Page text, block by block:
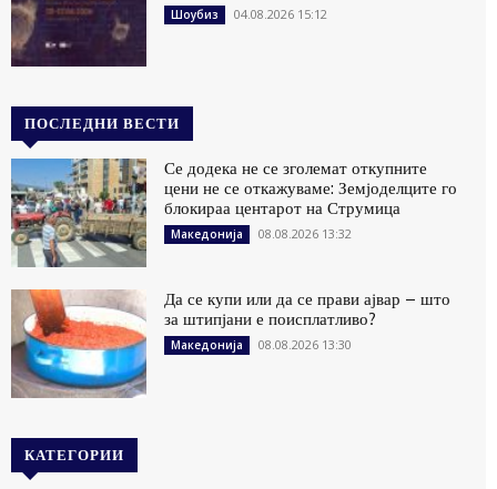
Шоубиз 04.08.2026 15:12
ПОСЛЕДНИ ВЕСТИ
Се додека не се зголемат откупните
цени не се откажуваме: Земјоделците го
блокираа центарот на Струмица
Македонија 08.08.2026 13:32
Да се купи или да се прави ајвар – што
за штипјани е поисплатливо?
Македонија 08.08.2026 13:30
КАТЕГОРИИ